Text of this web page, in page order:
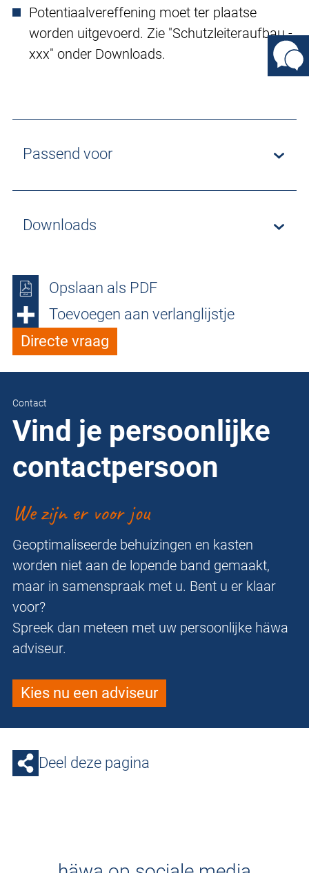
Potentiaalvereffening moet ter plaatse
worden uitgevoerd. Zie "Schutzleiteraufbau -
xxx" onder Downloads.
Passend voor
Downloads
Opslaan als PDF
Toevoegen aan verlanglijstje
Directe vraag
Contact
Vind je persoonlijke
contactpersoon
We zijn er voor jou
Geoptimaliseerde behuizingen en kasten
worden niet aan de lopende band gemaakt,
maar in samenspraak met u. Bent u er klaar
voor?
Spreek dan meteen met uw persoonlijke häwa
adviseur.
Kies nu een adviseur
Deel deze pagina